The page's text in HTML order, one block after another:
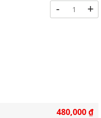
- +
480,000 ₫